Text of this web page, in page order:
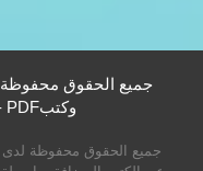
جميع الحقوق
وكتبPDF - موقع تحميل كتب PDF
جميع الحقوق محفوظة لدى